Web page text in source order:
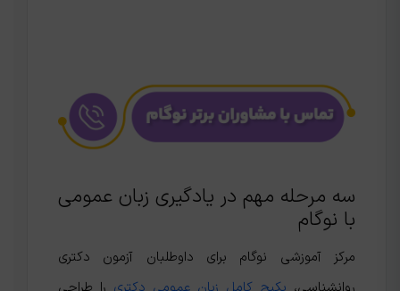
سه مرحله مهم در یادگیری زبان عمومی
با نوگام
مرکز آموزشی نوگام برای داوطلبان آزمون دکتری